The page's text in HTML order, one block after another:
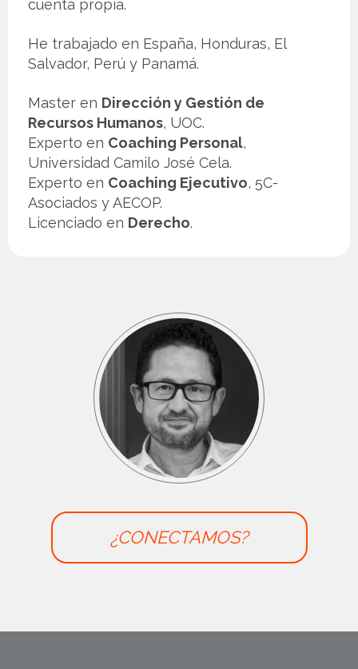
cuenta propia.
He trabajado en España, Honduras, El
Salvador, Perú y Panamá.
Master en Dirección y Gestión de
Recursos Humanos, UOC.
Experto en Coaching Personal,
Universidad Camilo José Cela.
Experto en Coaching Ejecutivo, 5C-
Asociados y AECOP.
Licenciado en Derecho.
¿CONECTAMOS?